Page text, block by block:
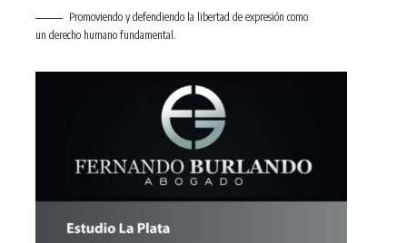
Promoviendo y defendiendo la libertad de expresión como
un derecho humano fundamental.